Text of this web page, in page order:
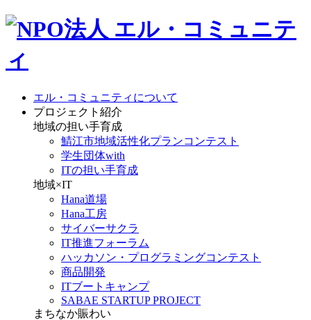
エル・コミュニティについて
プロジェクト紹介
地域の担い手育成
鯖江市地域活性化プランコンテスト
学生団体with
ITの担い手育成
地域×IT
Hana道場
Hana工房
サイバーサクラ
IT推進フォーラム
ハッカソン・プログラミングコンテスト
商品開発
ITブートキャンプ
SABAE STARTUP PROJECT
まちなか賑わい